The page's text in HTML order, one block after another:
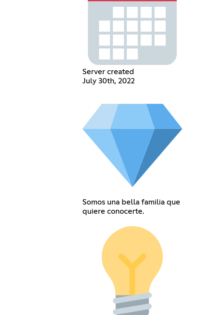
Server created
July 30th, 2022
Somos una bella familia que
quiere conocerte.